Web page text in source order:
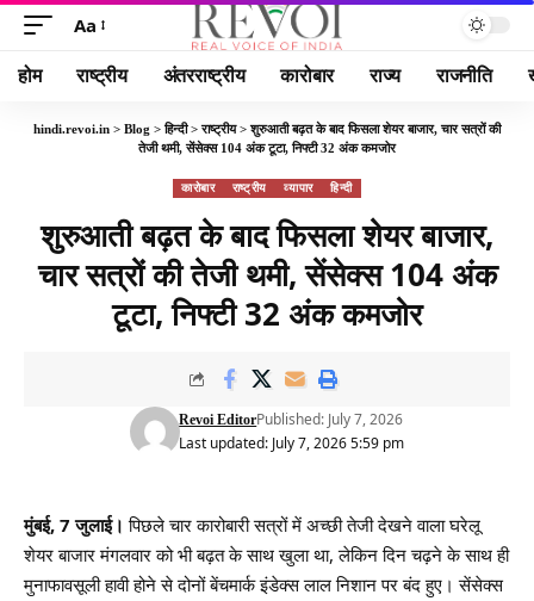
Aa
होम राष्ट्रीय अंतरराष्ट्रीय कारोबार राज्य राजनीति
hindi.revoi.in > Blog >हिन्दी>राष्ट्रीय>शुरुआती बढ़त के बाद फिसला शेयर बाजार, चार सत्रों की
तेजी थमी, सेंसेक्स 104 अंक टूटा, निफ्टी 32 अंक कमजोर
कारोबार राष्ट्रीय व्यापार हिन्दी
शुरुआती बढ़त के बाद फिसला शेयर बाजार,
चार सत्रों की तेजी थमी, सेंसेक्स 104 अंक
टूटा, निफ्टी 32 अंक कमजोर
Last updated: July 7, 2026 5:59 pm
Revoi EditorPublished: July 7, 2026
मुंबई, 7 जुलाई। पिछले चार कारोबारी सत्रों में अच्छी तेजी देखने वाला घरेलू
शेयर बाजार मंगलवार को भी बढ़त के साथ खुला था, लेकिन दिन चढ़ने के साथ ही
मुनाफावसूली हावी होने से दोनों बेंचमार्क इंडेक्स लाल निशान पर बंद हुए। सेंसेक्स